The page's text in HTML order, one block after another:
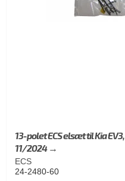
13-polet ECS elsæt til Kia
11/2024 →
ECS
24-2480-60